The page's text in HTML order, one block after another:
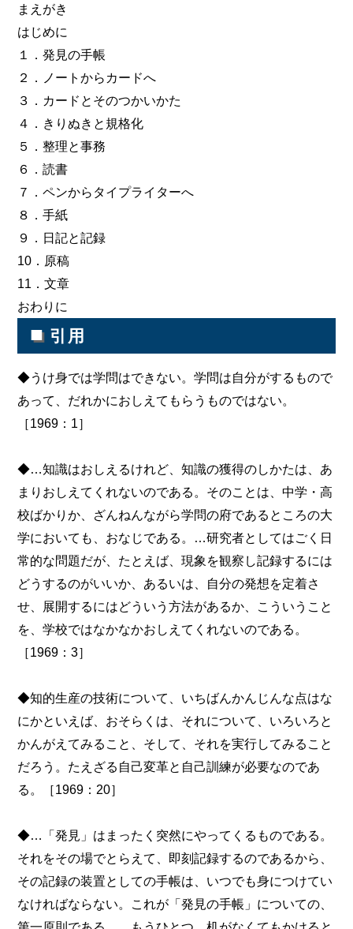
まえがき
はじめに
１．発見の手帳
２．ノートからカードへ
３．カードとそのつかいかた
４．きりぬきと規格化
５．整理と事務
６．読書
７．ペンからタイプライターへ
８．手紙
９．日記と記録
10．原稿
11．文章
おわりに
■ 引用
◆うけ身では学問はできない。学問は自分がするもので
あって、だれかにおしえてもらうものではない。
［1969：1］
◆…知識はおしえるけれど、知識の獲得のしかたは、あ
まりおしえてくれないのである。そのことは、中学・高
校ばかりか、ざんねんながら学問の府であるところの大
学においても、おなじである。…研究者としてはごく日
常的な問題だが、たとえば、現象を観察し記録するには
どうするのがいいか、あるいは、自分の発想を定着さ
せ、展開するにはどういう方法があるか、こういうこと
を、学校ではなかなかおしえてくれないのである。
［1969：3］
◆知的生産の技術について、いちばんかんじんな点はな
にかといえば、おそらくは、それについて、いろいろと
かんがえてみること、そして、それを実行してみること
だろう。たえざる自己変革と自己訓練が必要なのであ
る。［1969：20］
◆…「発見」はまったく突然にやってくるものである。
それをその場でとらえて、即刻記録するのであるから、
その記録の装置としての手帳は、いつでも身につけてい
なければならない。これが「発見の手帳」についての、